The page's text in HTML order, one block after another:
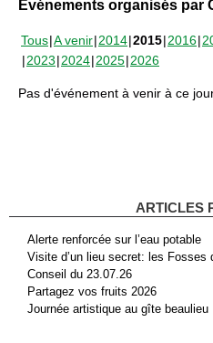
Événements organisés par
Tous A venir 2014 2015 2016
2023 2024 2025 2026
Pas d'événement à venir à ce
ARTICLES
Alerte renforcée sur l’eau potable
Visite d’un lieu secret: les Fosses
Conseil du 23.07.26
Partagez vos fruits 2026
Journée artistique au gîte beaulieu